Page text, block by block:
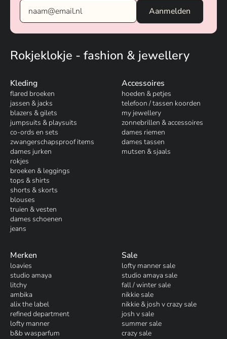
Rokjeklokje - fashion & jewellery
Kleding
flared broeken
jassen & jacks
blazers & gilets
jumpsuits & playsuits
co-ords en sets
zwangerschapsproof items
dames jurken
rokjes
broeken & leggings
tops & shirts
shorts & skorts
blouses
truien & vesten
dames schoenen
jeans
Accessoires
hoeden & petjes
telefoon / tassen koorden
my jewellery
zonnebrillen & accessoires
dames riemen
dames tassen
mutsen & sjaals
Merken
loavies
studio amaya
litchy
ambika
alix the label
refined department
lofty manner
b&b wasparfum
Sale
lofty manner sale
studio amaya sale
fall / winter sale
nikkie sale
nikkie & josh v crazy sale
josh v sale
summer sale
crazy sale